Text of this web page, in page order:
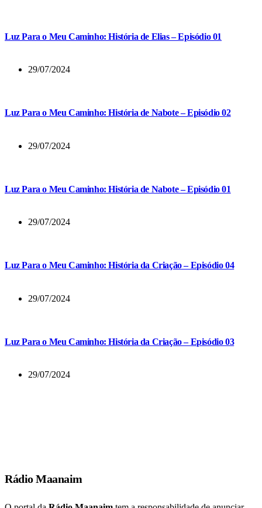
Luz Para o Meu Caminho: História de Elias – Episódio 01
29/07/2024
Luz Para o Meu Caminho: História de Nabote – Episódio 02
29/07/2024
Luz Para o Meu Caminho: História de Nabote – Episódio 01
29/07/2024
Luz Para o Meu Caminho: História da Criação – Episódio 04
29/07/2024
Luz Para o Meu Caminho: História da Criação – Episódio 03
29/07/2024
Rádio Maanaim